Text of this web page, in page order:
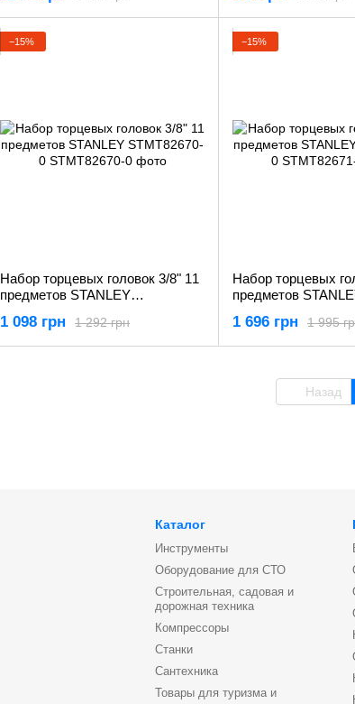
−15%
Набор торцевых головок 3/8" 11
предметов STANLEY
1 292 грн
1 098 грн
−15%
Набор торцевых
предметов
1 995
1 696 грн
Назад
Каталог
Инструменты
Оборудование для СТО
Строительная, садовая и
дорожная техника
Компрессоры
Станки
Сантехника
Товары для туризма и